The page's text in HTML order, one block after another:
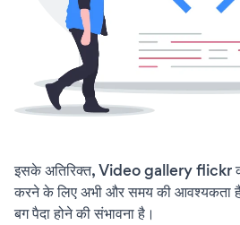
इसके अतिरिक्त, Video gallery flickr
करने के लिए अभी और समय की आवश्यकता
बग पैदा होने की संभावना है।